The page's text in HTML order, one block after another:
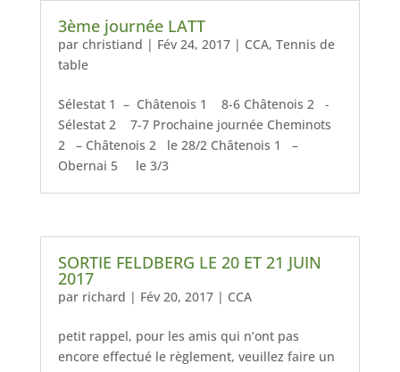
3ème journée LATT
par christiand | Fév 24, 2017| CCA, Tennis de
table
Sélestat 1 – Châtenois 1 8-6 Châtenois 2 -
Sélestat 2 7-7 Prochaine journée Cheminots
2 – Châtenois 2 le 28/2 Châtenois 1 –
Obernai 5 le 3/3
SORTIE FELDBERG LE 20 ET 21 JUIN
2017
par richard | Fév 20, 2017| CCA
petit rappel, pour les amis qui n’ont pas
encore effectué le règlement, veuillez faire un